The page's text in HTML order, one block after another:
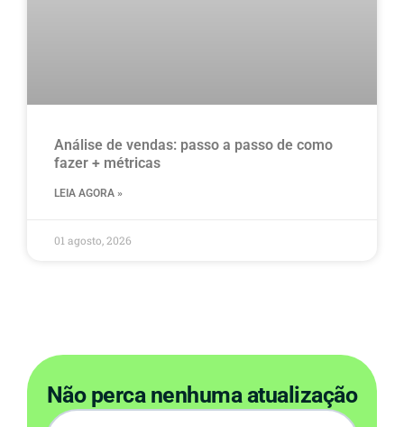
Análise de vendas: passo a passo de como
fazer + métricas
LEIA AGORA »
01 agosto, 2026
Não perca nenhuma atualização